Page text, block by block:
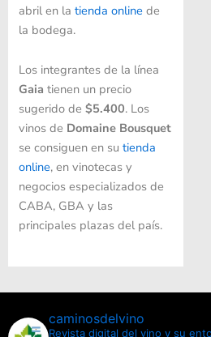
abril en la tienda onlinede
la bodega.
Los integrantes de la línea
Gaia tienen un precio
sugerido de $5.400. Los
vinos de Domaine Bousquet
se consiguen en su tienda
online, en vinotecas y
negocios especializados de
CABA, GBA y las
principales plazas del país.
caminosdelvino
Revista digital del vino y su